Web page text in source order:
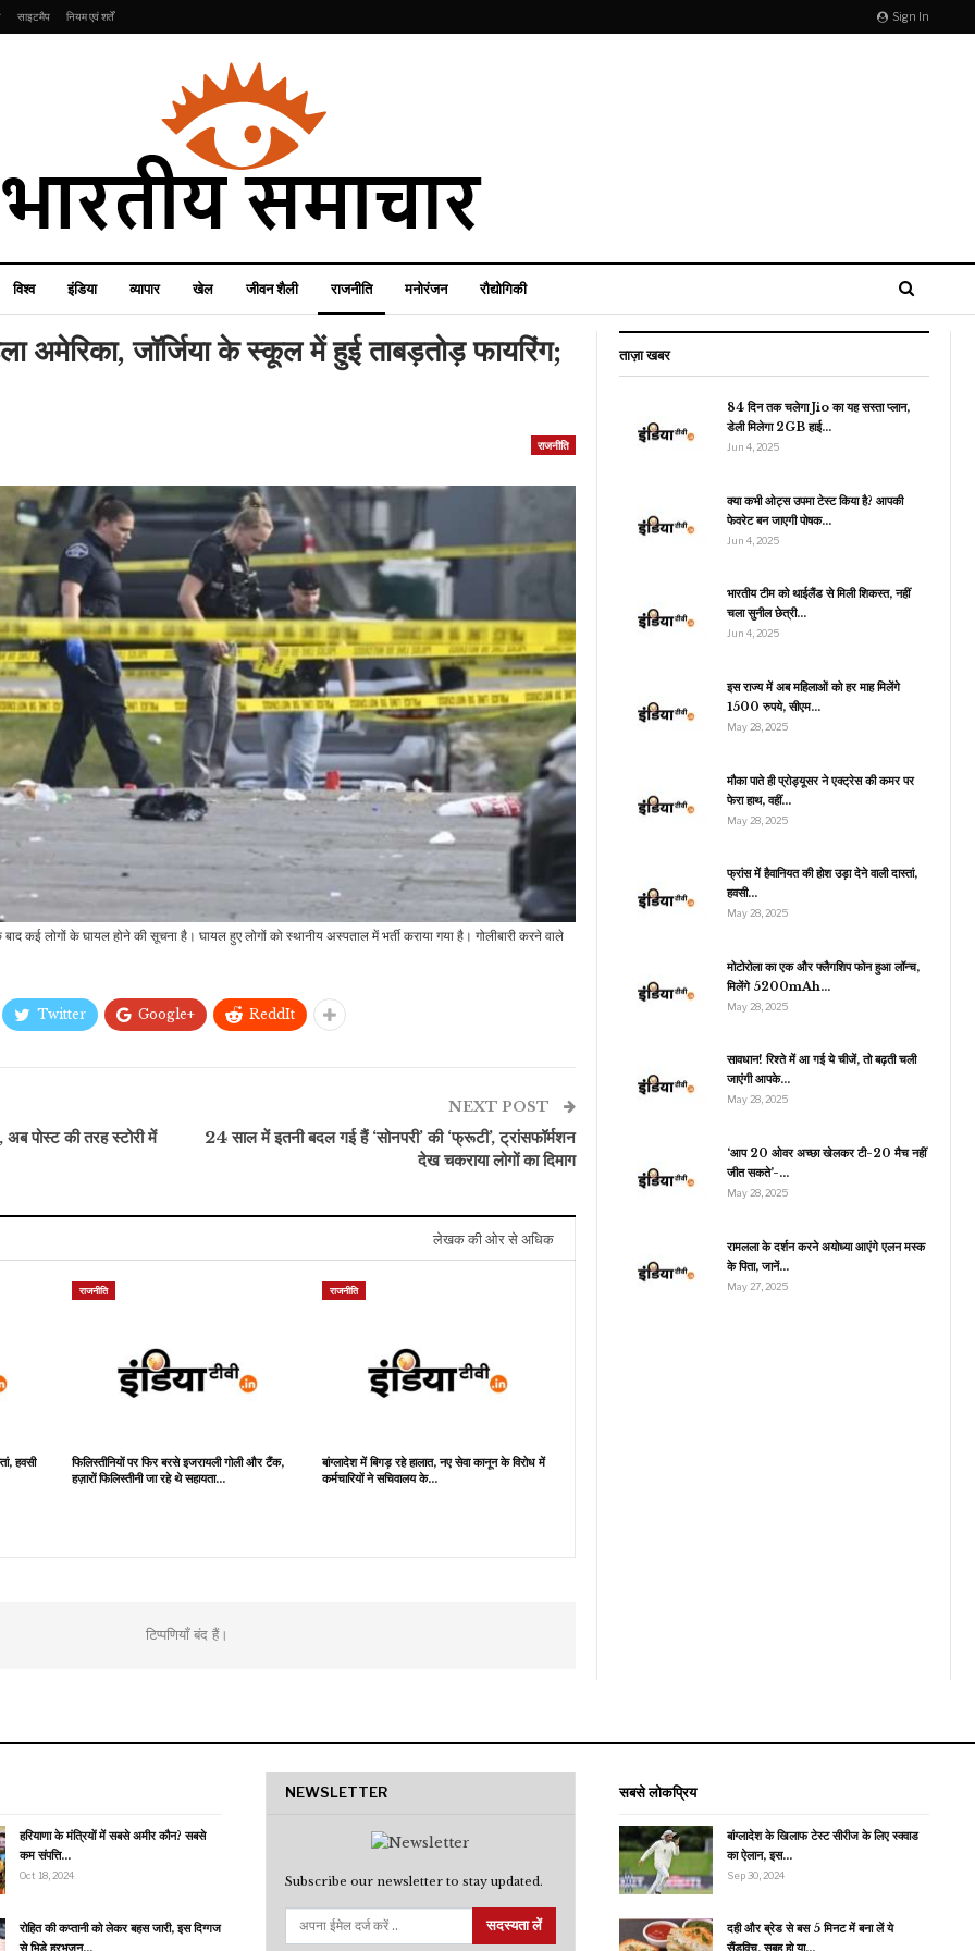
Sign In
साइटमैप नियम एवं शर्तें
विश्व इंडिया व्यापार खेल जीवन शैली राजनीति मनोरंजन रौद्योगिकी
अमेरिका, जॉर्जिया के स्कूल में हुई ताबड़तोड़ फायरिंग;
राजनीति
बाद कई लोगों के घायल होने की सूचना है। घायल हुए लोगों को स्थानीय अस्पताल में भर्ती कराया गया है। गोलीबारी करने वाले
Twitter Google+ ReddIt
पोस्ट की तरह स्टोरी में
NEXT POST
24 साल में इतनी बदल गई हैं ‘सोनपरी’ की ‘फ्रूटी’, ट्रांसफॉर्मशन
देख चकराया लोगों का दिमाग
लेखक की ओर से अधिक
हवसी
राजनीति
फिलिस्तीनियों पर फिर बरसे इजरायली गोली और टैंक,
हज़ारों फिलिस्तीनी जा रहे थे सहायता…
राजनीति
बांग्लादेश में बिगड़ रहे हालात, नए सेवा कानून के विरोध में
कर्मचारियों ने सचिवालय के…
टिप्पणियाँ बंद हैं।
ताज़ा खबर
84 दिन तक चलेगा Jio का यह सस्ता प्लान,
डेली मिलेगा 2GB हाई…
Jun 4, 2025
क्या कभी ओट्स उपमा टेस्ट किया है? आपकी
फेवरेट बन जाएगी पोषक…
Jun 4, 2025
भारतीय टीम को थाईलैंड से मिली शिकस्त, नहीं
चला सुनील छेत्री…
Jun 4, 2025
इस राज्य में अब महिलाओं को हर माह मिलेंगे
1500 रुपये, सीएम…
May 28, 2025
मौका पाते ही प्रोड्यूसर ने एक्ट्रेस की कमर पर
फेरा हाथ, वहीं…
May 28, 2025
फ्रांस में हैवानियत की होश उड़ा देने वाली दास्तां,
हवसी…
May 28, 2025
मोटोरोला का एक और फ्लैगशिप फोन हुआ लॉन्च,
मिलेंगे 5200mAh…
May 28, 2025
सावधान! रिश्ते में आ गई ये चीजें, तो बढ़ती चली
जाएंगी आपके…
May 28, 2025
‘आप 20 ओवर अच्छा खेलकर टी-20 मैच नहीं
जीत सकते’-…
May 28, 2025
रामलला के दर्शन करने अयोध्या आएंगे एलन मस्क
के पिता, जानें…
May 27, 2025
से
अब
लेकर ली शपथ,…
खेल
टीम इंडिया ने खत्म किया 52
साल का सूखा, पेरिस ओलंपिक
2024…
रिंकू सिंह ने अपनी डेब्यू पारी में
ही बनाए ये तीन बड़े…
MAX Redeem
Codes: फ्री फायर मैक्स में
और…
चक्रवात ‘दाना’ पर ISRO
भी रखे हुए है नजर, PM…
राजनीति
पुतिन के धुर विरोधी नेता नवलनी
की जेल में मौत के बाद रूस में…
व्यापार
सोना हुआ और मजबूत, चांदी
₹1000 प्रति किलो महंगी,
कर्नाटक के हेल्थ मिनिस्टर ने
हरियाणा के मंत्रियों में सबसे अमीर कौन? सबसे
कम संपत्ति…
Oct 18, 2024
रोहित की कप्तानी को लेकर बहस जारी, इस दिग्गज
NEWSLETTER
Subscribe our newsletter to stay updated.
सदस्यता लें
सबसे लोकप्रिय
बांग्लादेश के खिलाफ टेस्ट सीरीज के लिए स्क्वाड
का ऐलान, इस…
Sep 30, 2024
दही और ब्रेड से बस 5 मिनट में बना लें ये